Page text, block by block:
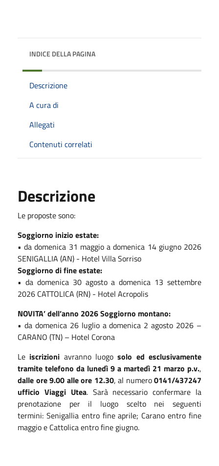
INDICE DELLA PAGINA
Descrizione
A cura di
Allegati
Contenuti correlati
Descrizione
Le proposte sono:
Soggiorno inizio estate:
• da domenica 31 maggio a domenica 14 giugno 2026
SENIGALLIA (AN) - Hotel Villa Sorriso
Soggiorno di fine estate:
• da domenica 30 agosto a domenica 13 settembre
2026 CATTOLICA (RN) - Hotel Acropolis
NOVITA’ dell’anno 2026 Soggiorno montano:
• da domenica 26 luglio a domenica 2 agosto 2026 –
CARANO (TN) – Hotel Corona
Le iscrizioni avranno luogosolo ed esclusivamente
tramite telefono da lunedì 9 a martedì 21 marzo p.v.,
dalle ore 9.00 alle ore 12.30, al numero0141/437247
ufficio Viaggi Utea. Sarà necessario confermare la
prenotazione per il luogo scelto nei seguenti
termini: Senigallia entro fine aprile; Carano entro fine
maggio e Cattolica entro fine giugno.